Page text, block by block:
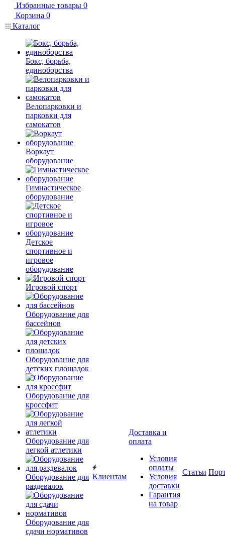
Избранные товары 0
Корзина 0
Каталог
Бокс, борьба,
единоборства
Велопарковки и
парковки для
самокатов
Воркаут
оборудование
Гимнастическое
оборудование
Детское
спортивное и
игровое
оборудование
Игровой спорт
Оборудование для
бассейнов
Оборудование для
детских площадок
Оборудование для
кроссфит
Оборудование для
легкой атлетики
Оборудование для
раздевалок
Оборудование для
сдачи нормативов
Клиентам
Доставка и
оплата
Условия
оплаты
Условия
доставки
Гарантия
на товар
Статьи